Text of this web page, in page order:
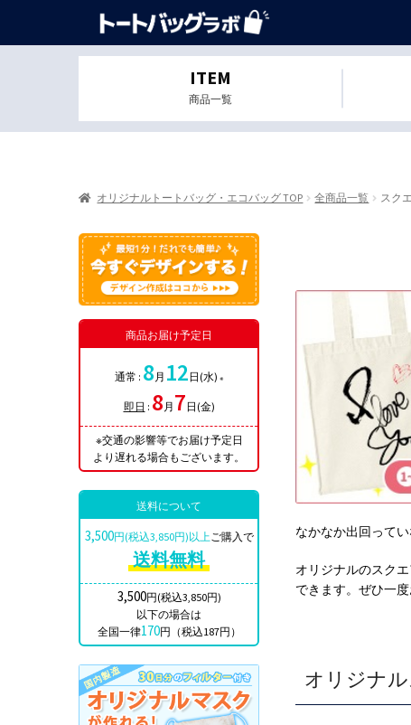
ITEM
商品一覧
オリジナルトートバッグ・エコバッグ TOP 全商品一覧 スク
なかなか出回って
オリジナルのスク
できます。ぜひ一
オリジナ
商品お届け予定日
通常 : 8 月 12 日(水) ※
即日 : 8 月 7 日(金)
※交通の影響等でお届け予定日
より遅れる場合もございます。
送料について
3,500円(税込3,850円)以上ご購入で
送料無料
3,500円(税込3,850円)
以下の場合は
全国一律170円（税込187円）